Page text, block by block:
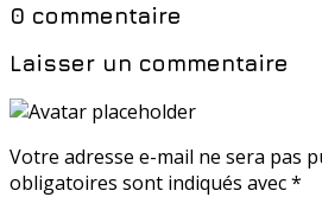
0 commentaire
Laisser un commentaire
Votre adresse e-mail ne sera pas
obligatoires sont indiqués avec*